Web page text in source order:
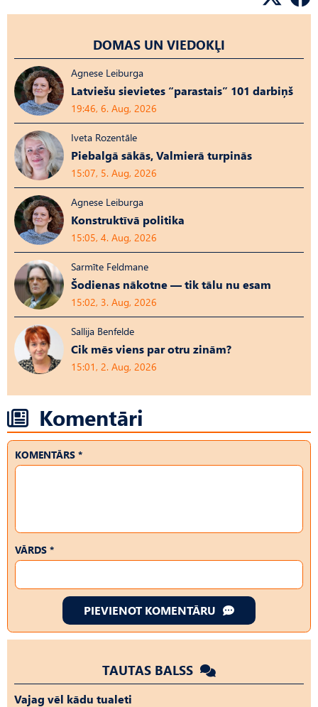
DOMAS UN VIEDOKĻI
Agnese Leiburga
Latviešu sievietes “parastais” 101 darbiņš
19:46, 6. Aug, 2026
Iveta Rozentāle
Piebalgā sākās, Valmierā turpinās
15:07, 5. Aug, 2026
Agnese Leiburga
Konstruktīvā politika
15:05, 4. Aug, 2026
Sarmīte Feldmane
Šodienas nākotne — tik tālu nu esam
15:02, 3. Aug, 2026
Sallija Benfelde
Cik mēs viens par otru zinām?
15:01, 2. Aug, 2026
Komentāri
KOMENTĀRS *
VĀRDS *
PIEVIENOT KOMENTĀRU
TAUTAS BALSS
Vajag vēl kādu tualeti